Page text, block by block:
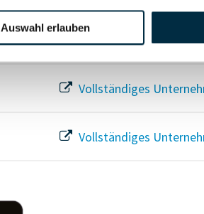
Auswahl erlauben
Vollständiges
Vollständiges
Vollständiges